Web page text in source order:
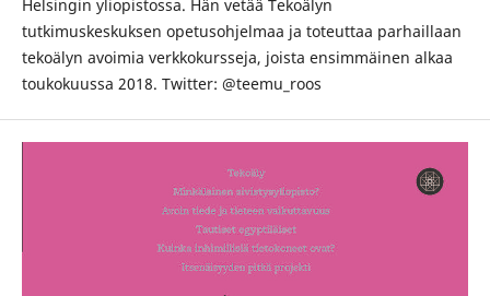
Helsingin yliopistossa. Hän vetää Tekoälyn
tutkimuskeskuksen opetusohjelmaa ja toteuttaa parhaillaan
tekoälyn avoimia verkkokursseja, joista ensimmäinen alkaa
toukokuussa 2018. Twitter: @teemu_roos